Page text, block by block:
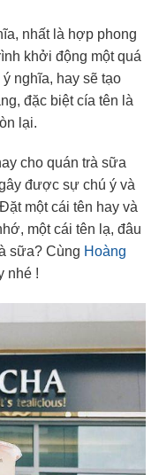
nhất là hợp phong
khởi động một quá
nghĩa, hay sẽ tạo
đặc biệt cía tên là
lại.
cho quán trà sữa
được sự chú ý và
một cái tên hay và
một cái tên lạ, đâu
sữa? Cùng Hoàng
nhé !